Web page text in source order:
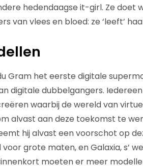
hedendaagse it-girl. Ze
van vlees en bloed: ze ‘leeft’
Gram het eerste digitale
digitale dubbelgangers.
waarbij de wereld van
alvast aan deze toekomst te
hij alvast een voorschot op
grote maten, en Galaxia, s’
moeten er meer